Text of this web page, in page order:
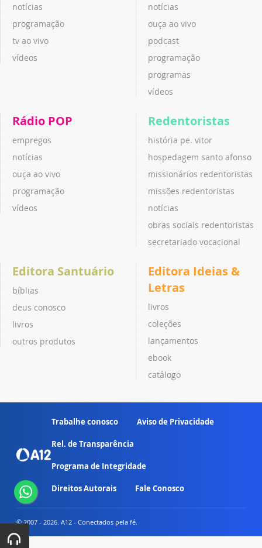
notícias
programação
tv ao vivo
vídeos
notícias
ouça ao vivo
podcast
programação
programas
vídeos
Rádio POP
empregos
notícias
ouça ao vivo
programação
vídeos
Redentoristas
história pe. vitor
hospedagem santo afonso
missionários redentoristas
missões redentoristas
notícias
obras sociais redentoristas
secretariado vocacional
Editora Santuário
bíblias
deus conosco
livros
outros produtos
Editora Ideias &
Letras
livros
coleções
lançamentos
ebook
catálogo
Trabalhe conosco Aviso de Privacidade
Rel. de Transparência
Programa de Integridade
Direitos Autorais Fale Conosco
© 2007 - 2026. A12 - Conectados pela fé.